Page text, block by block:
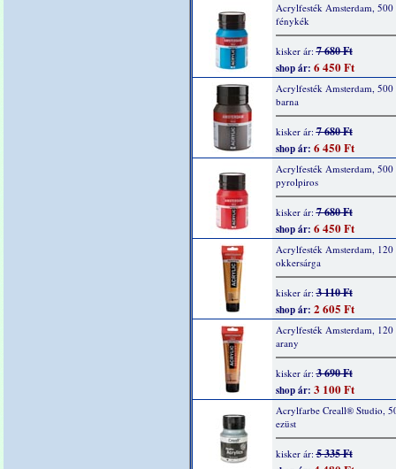
Acrylfesték Amsterdam, 500
fénykék
kisker ár:7 680 Ft
shop ár: 6 450 Ft
Acrylfesték Amsterdam, 500
barna
kisker ár:7 680 Ft
shop ár: 6 450 Ft
Acrylfesték Amsterdam, 500
pyrolpiros
kisker ár:7 680 Ft
shop ár: 6 450 Ft
Acrylfesték Amsterdam, 120
okkersárga
kisker ár:3 110 Ft
shop ár: 2 605 Ft
Acrylfesték Amsterdam, 120
arany
kisker ár:3 690 Ft
shop ár: 3 100 Ft
Acrylfarbe Creall® Studio,
ezüst
kisker ár:5 335 Ft